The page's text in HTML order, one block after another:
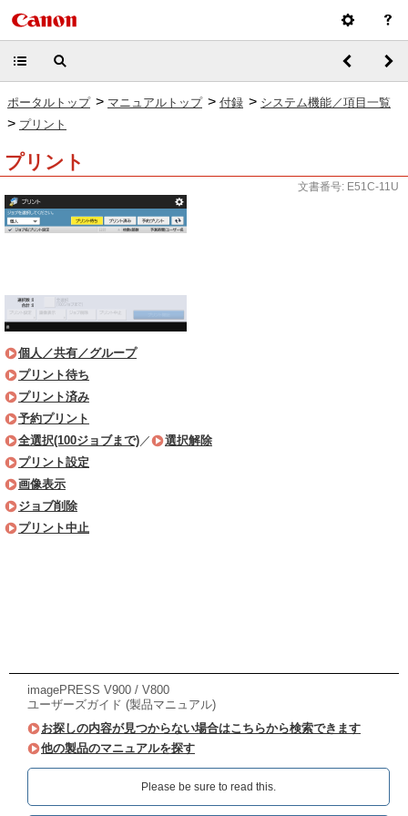
ポータルトップ > マニュアルトップ > 付録 > システム機能／項目一覧
> プリント
プリント
文書番号: E51C-11U
個人／共有／グループ
プリント待ち
プリント済み
予約プリント
全選択(100ジョブまで)／
選択解除
プリント設定
画像表示
ジョブ削除
プリント中止
imagePRESS V900 / V800
ユーザーズガイド (製品マニュアル)
お探しの内容が見つからない場合はこちらから検索できます
他の製品のマニュアルを探す
Please be sure to read this.‎